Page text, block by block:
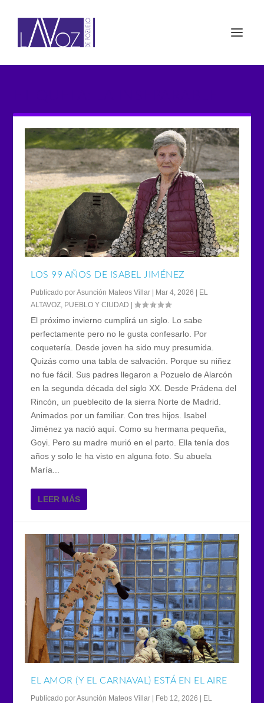
LOS 99 AÑOS DE ISABEL JIMÉNEZ
Publicado porAsunción Mateos Villar | Mar 4, 2026 | EL
ALTAVOZ PUEBLO Y CIUDAD |
El próximo invierno cumplirá un siglo. Lo sabe
perfectamente pero no le gusta confesarlo. Por
coquetería. Desde joven ha sido muy presumida.
Quizás como una tabla de salvación. Porque su niñez
no fue fácil. Sus padres llegaron a Pozuelo de Alarcón
en la segunda década del siglo XX. Desde Prádena del
Rincón, un pueblecito de la sierra Norte de Madrid.
Animados por un familiar. Con tres hijos. Isabel
Jiménez ya nació aquí. Como su hermana pequeña,
Goyi. Pero su madre murió en el parto. Ella tenía dos
años y solo le ha visto en alguna foto. Su abuela
María...
LEER MÁS
EL AMOR (Y EL CARNAVAL) ESTÁ EN EL AIRE
Publicado porAsunción Mateos Villar | Feb 12, 2026 | EL